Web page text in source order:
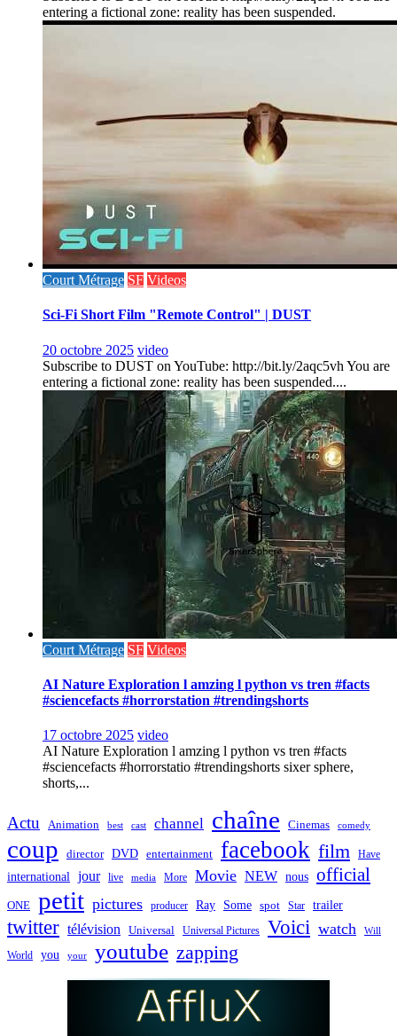
entering a fictional zone: reality has been suspended.
Court Métrage SF Videos
Sci-Fi Short Film "Remote Control" | DUST
20 octobre 2025 video
Subscribe to DUST on YouTube: http://bit.ly/2aqc5vh You are
entering a fictional zone: reality has been suspended....
Court Métrage SF Videos
AI Nature Exploration l amzing l python vs tren #facts
#sciencefacts #horrorstation #trendingshorts
17 octobre 2025 video
AI Nature Exploration l amzing l python vs tren #facts
#sciencefacts #horrorstatio #trendingshorts sixer sphere,
shorts,...
Actu Animation best cast channel chaîne Cinemas comedy
coup director DVD entertainment facebook film Have
international jour live media More Movie NEW nous official
ONE petit pictures producer Ray Some spot Star trailer
twitter télévision Universal Universal Pictures Voici watch Will
World you your youtube zapping